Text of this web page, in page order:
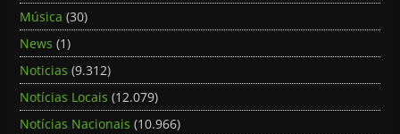
Música (30)
News (1)
Noticias (9.312)
Notícias Locais (12.079)
Notícias Nacionais (10.966)